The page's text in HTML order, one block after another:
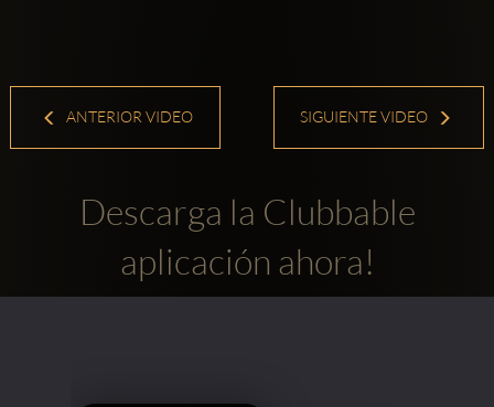
ANTERIOR VIDEO SIGUIENTE VIDEO
Descarga la Clubbable
aplicación ahora!